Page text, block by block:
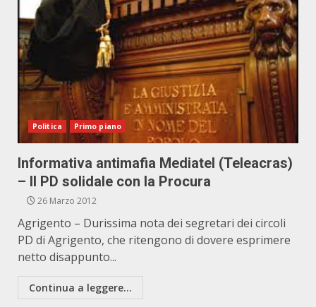
Politica Primo piano
Informativa antimafia Mediatel (Teleacras)
– Il PD solidale con la Procura
26 Marzo 2012
Agrigento – Durissima nota dei segretari dei circoli
PD di Agrigento, che ritengono di dovere esprimere
netto disappunto...
Continua a leggere...